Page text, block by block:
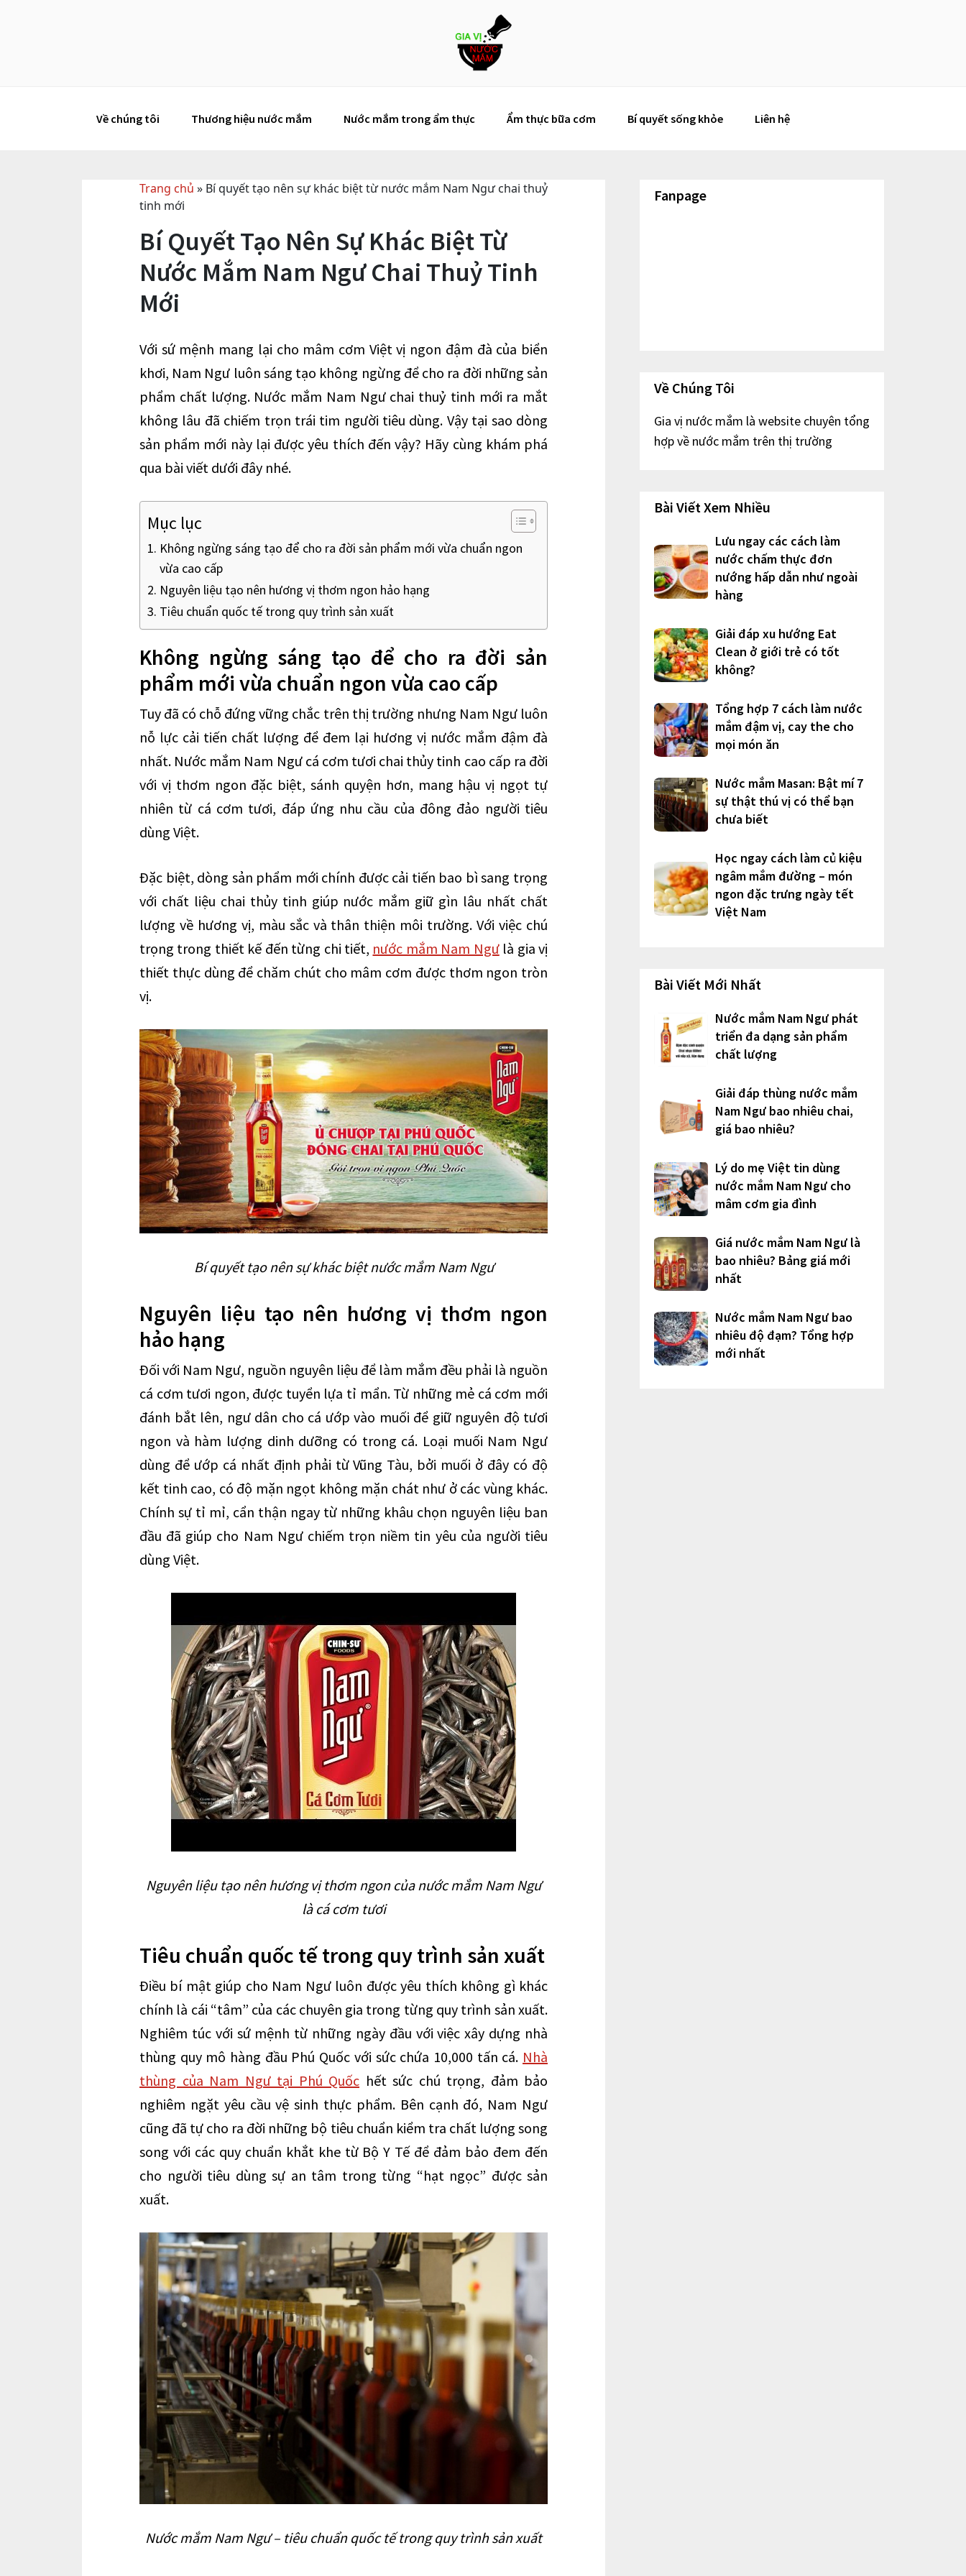
Về chúng tôi Thương hiệu nước mắm Nước mắm trong ẩm thực Ẩm thực bữa cơm Bí quyết sống khỏe Liên hệ
Trang chủ » Bí quyết tạo nên sự khác biệt từ nước mắm Nam Ngư chai thuỷ
tinh mới
Bí Quyết Tạo Nên Sự Khác Biệt Từ
Nước Mắm Nam Ngư Chai Thuỷ Tinh
Mới
Với sứ mệnh mang lại cho mâm cơm Việt vị ngon đậm đà của biển
khơi, Nam Ngư luôn sáng tạo không ngừng để cho ra đời những sản
phẩm chất lượng. Nước mắm Nam Ngư chai thuỷ tinh mới ra mắt
không lâu đã chiếm trọn trái tim người tiêu dùng. Vậy tại sao dòng
sản phẩm mới này lại được yêu thích đến vậy? Hãy cùng khám phá
qua bài viết dưới đây nhé.
Mục lục
Không ngừng sáng tạo để cho ra đời sản phẩm mới vừa chuẩn ngon
vừa cao cấp
Nguyên liệu tạo nên hương vị thơm ngon hảo hạng
Tiêu chuẩn quốc tế trong quy trình sản xuất
Không ngừng sáng tạo để cho ra đời sản
phẩm mới vừa chuẩn ngon vừa cao cấp
Tuy đã có chỗ đứng vững chắc trên thị trường nhưng Nam Ngư luôn
nỗ lực cải tiến chất lượng để đem lại hương vị nước mắm đậm đà
nhất. Nước mắm Nam Ngư cá cơm tươi chai thủy tinh cao cấp ra đời
với vị thơm ngon đặc biệt, sánh quyện hơn, mang hậu vị ngọt tự
nhiên từ cá cơm tươi, đáp ứng nhu cầu của đông đảo người tiêu
dùng Việt.
Đặc biệt, dòng sản phẩm mới chính được cải tiến bao bì sang trọng
với chất liệu chai thủy tinh giúp nước mắm giữ gìn lâu nhất chất
lượng về hương vị, màu sắc và thân thiện môi trường. Với việc chú
trọng trong thiết kế đến từng chi tiết, nước mắm Nam Ngưlà gia vị
thiết thực dùng để chăm chút cho mâm cơm được thơm ngon tròn
vị.
Bí quyết tạo nên sự khác biệt nước mắm Nam Ngư
Nguyên liệu tạo nên hương vị thơm ngon
hảo hạng
Đối với Nam Ngư, nguồn nguyên liệu để làm mắm đều phải là nguồn
cá cơm tươi ngon, được tuyển lựa tỉ mẩn. Từ những mẻ cá cơm mới
đánh bắt lên, ngư dân cho cá ướp vào muối để giữ nguyên độ tươi
ngon và hàm lượng dinh dưỡng có trong cá. Loại muối Nam Ngư
dùng để ướp cá nhất định phải từ Vũng Tàu, bởi muối ở đây có độ
kết tinh cao, có độ mặn ngọt không mặn chát như ở các vùng khác.
Chính sự tỉ mỉ, cẩn thận ngay từ những khâu chọn nguyên liệu ban
đầu đã giúp cho Nam Ngư chiếm trọn niềm tin yêu của người tiêu
dùng Việt.
Nguyên liệu tạo nên hương vị thơm ngon của nước mắm Nam Ngư
là cá cơm tươi
Tiêu chuẩn quốc tế trong quy trình sản xuất
Điều bí mật giúp cho Nam Ngư luôn được yêu thích không gì khác
chính là cái “tâm” của các chuyên gia trong từng quy trình sản xuất.
Nghiêm túc với sứ mệnh từ những ngày đầu với việc xây dựng nhà
thùng quy mô hàng đầu Phú Quốc với sức chứa 10,000 tấn cá. Nhà
thùng của Nam Ngư tại Phú Quốc hết sức chú trọng, đảm bảo
nghiêm ngặt yêu cầu vệ sinh thực phẩm. Bên cạnh đó, Nam Ngư
cũng đã tự cho ra đời những bộ tiêu chuẩn kiểm tra chất lượng song
song với các quy chuẩn khắt khe từ Bộ Y Tế để đảm bảo đem đến
cho người tiêu dùng sự an tâm trong từng “hạt ngọc” được sản
xuất.
Nước mắm Nam Ngư – tiêu chuẩn quốc tế trong quy trình sản xuất
Fanpage
Về Chúng Tôi
Gia vị nước mắm là website chuyên tổng
hợp về nước mắm trên thị trường
Bài Viết Xem Nhiều
Lưu ngay các cách làm
nước chấm thực đơn
nướng hấp dẫn như ngoài
hàng
Giải đáp xu hướng Eat
Clean ở giới trẻ có tốt
không?
Tổng hợp 7 cách làm nước
mắm đậm vị, cay the cho
mọi món ăn
Nước mắm Masan: Bật mí 7
sự thật thú vị có thể bạn
chưa biết
Học ngay cách làm củ kiệu
ngâm mắm đường – món
ngon đặc trưng ngày tết
Việt Nam
Bài Viết Mới Nhất
Nước mắm Nam Ngư phát
triển đa dạng sản phẩm
chất lượng
Giải đáp thùng nước mắm
Nam Ngư bao nhiêu chai,
giá bao nhiêu?
Lý do mẹ Việt tin dùng
nước mắm Nam Ngư cho
mâm cơm gia đình
Giá nước mắm Nam Ngư là
bao nhiêu? Bảng giá mới
nhất
Nước mắm Nam Ngư bao
nhiêu độ đạm? Tổng hợp
mới nhất